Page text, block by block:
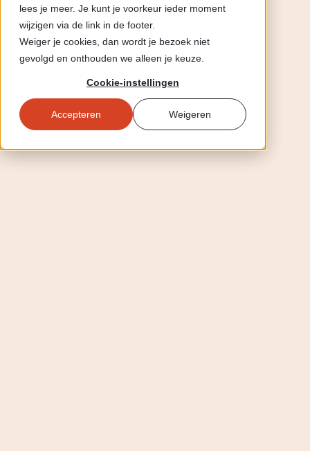
lees je meer. Je kunt je voorkeur ieder moment
wijzigen via de link in de footer.
Weiger je cookies, dan wordt je bezoek niet
gevolgd en onthouden we alleen je keuze.
Cookie-instellingen
Accepteren Weigeren
CLAIM GRATIS AUDIT CLAIM GRATIS AUDIT CLAIM GRATIS